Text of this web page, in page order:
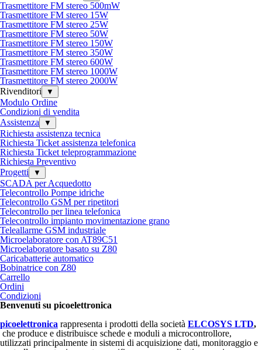
Trasmettitore FM stereo 500mW
Trasmettitore FM stereo 15W
Trasmettitore FM stereo 25W
Trasmettitore FM stereo 50W
Trasmettitore FM stereo 150W
Trasmettitore FM stereo 350W
Trasmettitore FM stereo 600W
Trasmettitore FM stereo 1000W
Trasmettitore FM stereo 2000W
Rivenditori
▼
Modulo Ordine
Condizioni di vendita
Assistenza
▼
Richiesta assistenza tecnica
Richiesta Ticket assistenza telefonica
Richiesta Ticket teleprogrammazione
Richiesta Preventivo
Progetti
▼
SCADA per Acquedotto
Telecontrollo Pompe idriche
Telecontrollo GSM per ripetitori
Telecontrollo per linea telefonica
Telecontrollo impianto movimentazione grano
Teleallarme GSM industriale
Microelaboratore con AT89C51
Microelaboratore basato su Z80
Caricabatterie automatico
Bobinatrice con Z80
Carrello
Ordini
Condizioni
Benvenuti su picoelettronica
picoelettronica rappresenta i prodotti della società ELCOSYS LTD,
che produce e distribuisce schede e moduli a microcontrollore,
utilizzati principalmente in sistemi di acquisizione dati, monitoraggio e